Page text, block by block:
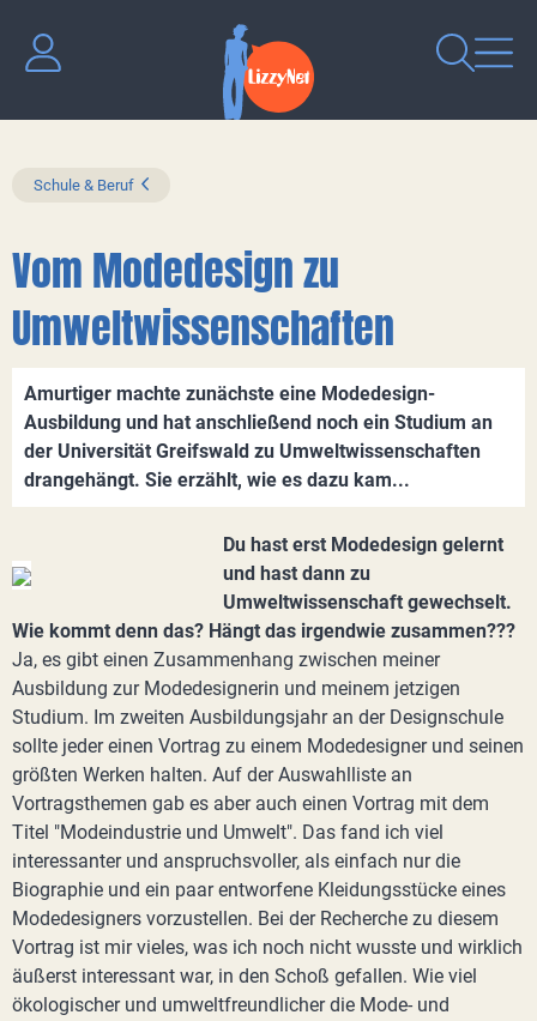
Schule & Beruf
Vom Modedesign zu
Umweltwissenschaften
Amurtiger machte zunächste eine Modedesign-
Ausbildung und hat anschließend noch ein Studium an
der Universität Greifswald zu Umweltwissenschaften
drangehängt. Sie erzählt, wie es dazu kam...
Du hast erst Modedesign gelernt
und hast dann zu
Umweltwissenschaft gewechselt.
Wie kommt denn das? Hängt das irgendwie zusammen???
Ja, es gibt einen Zusammenhang zwischen meiner
Ausbildung zur Modedesignerin und meinem jetzigen
Studium. Im zweiten Ausbildungsjahr an der Designschule
sollte jeder einen Vortrag zu einem Modedesigner und seinen
größten Werken halten. Auf der Auswahlliste an
Vortragsthemen gab es aber auch einen Vortrag mit dem
Titel "Modeindustrie und Umwelt". Das fand ich viel
interessanter und anspruchsvoller, als einfach nur die
Biographie und ein paar entworfene Kleidungsstücke eines
Modedesigners vorzustellen. Bei der Recherche zu diesem
Vortrag ist mir vieles, was ich noch nicht wusste und wirklich
äußerst interessant war, in den Schoß gefallen. Wie viel
ökologischer und umweltfreundlicher die Mode- und